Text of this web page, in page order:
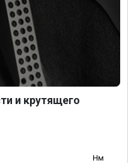
и крутящего
Нм